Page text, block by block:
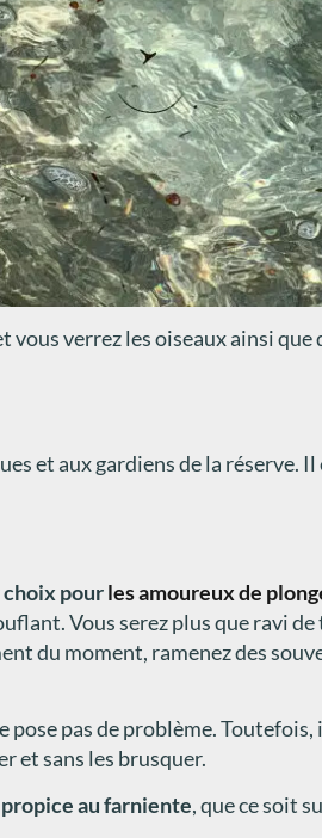
vous verrez les oiseaux ainsi que
et aux gardiens de la réserve.
choix pourles amoureux de
Vous serez plus que ravi de
du moment, ramenez des
pas de problème.
et sans les brusquer.
au farniente, que ce soit